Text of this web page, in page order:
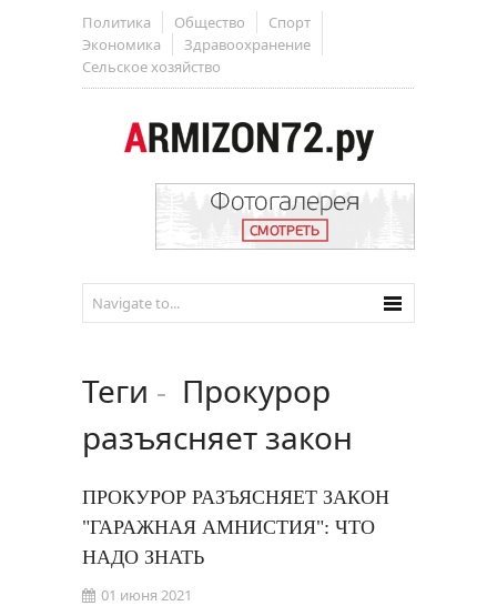
Политика Общество
Спорт
Экономика
Здравоохранение
Сельское хозяйство
Теги - Прокурор
разъясняет закон
ПРОКУРОР РАЗЪЯСНЯЕТ ЗАКОН
"ГАРАЖНАЯ АМНИСТИЯ": ЧТО
НАДО ЗНАТЬ
01 июня 2021